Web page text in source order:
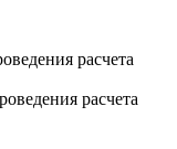
расчета
расчета